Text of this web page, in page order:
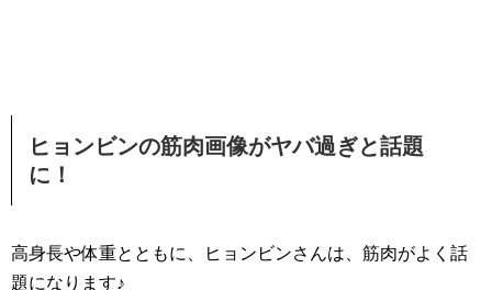
ヒョンビンの筋肉画像がヤバ過ぎと話題
に！
高身長や体重とともに、ヒョンビンさんは、筋肉がよく話
題になります♪